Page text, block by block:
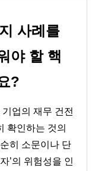
사례를
야 할 핵
?
업의 재무 건전
확인하는 것의
히 소문이나 단
’의 위험성을 인